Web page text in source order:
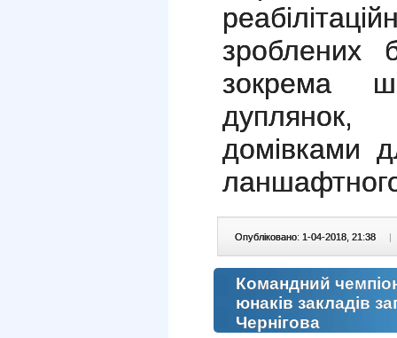
зроблених
зокрема
домівками
Опубліковано: 1-04-2018, 21:38 |
Командний
юнаків закладів
Чернігова